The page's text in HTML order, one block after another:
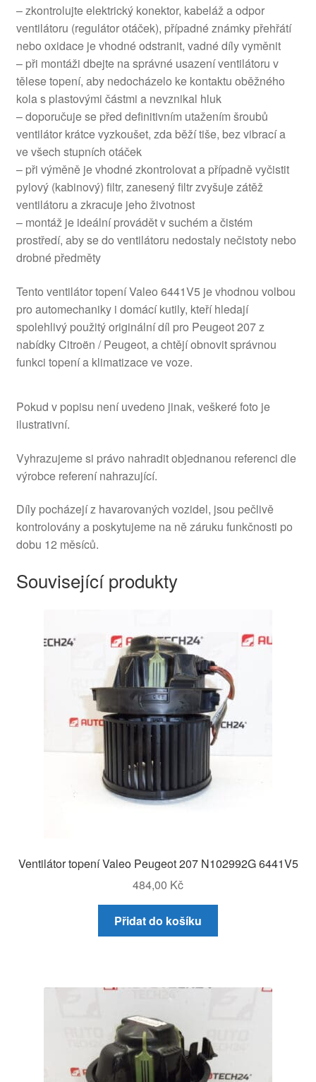
– zkontrolujte elektrický konektor, kabeláž a odpor
ventilátoru (regulátor otáček), případné známky přehřátí
nebo oxidace je vhodné odstranit, vadné díly vyměnit
– při montáži dbejte na správné usazení ventilátoru v
tělese topení, aby nedocházelo ke kontaktu oběžného
kola s plastovými částmi a nevznikal hluk
– doporučuje se před definitivním utažením šroubů
ventilátor krátce vyzkoušet, zda běží tiše, bez vibrací a
ve všech stupních otáček
– při výměně je vhodné zkontrolovat a případně vyčistit
pylový (kabinový) filtr, zanesený filtr zvyšuje zátěž
ventilátoru a zkracuje jeho životnost
– montáž je ideální provádět v suchém a čistém
prostředí, aby se do ventilátoru nedostaly nečistoty nebo
drobné předměty
Tento ventilátor topení Valeo 6441V5 je vhodnou volbou
pro automechaniky i domácí kutily, kteří hledají
spolehlivý použitý originální díl pro Peugeot 207 z
nabídky Citroën / Peugeot, a chtějí obnovit správnou
funkci topení a klimatizace ve voze.
Pokud v popisu není uvedeno jinak, veškeré foto je
ilustrativní.
Vyhrazujeme si právo nahradit objednanou referenci dle
výrobce referení nahrazující.
Díly pocházejí z havarovaných vozidel, jsou pečlivě
kontrolovány a poskytujeme na ně záruku funkčnosti po
dobu 12 měsíců.
Související produkty
Ventilátor topení Valeo Peugeot 207 N102992G 6441V5
484,00 Kč
Přidat do košíku